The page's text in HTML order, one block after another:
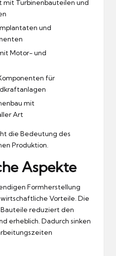
mit Turbinenbauteilen und
und
Motor- und
für
mit
Art
die Bedeutung des
Produktion.
Aspekte
Formherstellung
Vorteile. Die
reduziert den
erheblich. Dadurch sinken